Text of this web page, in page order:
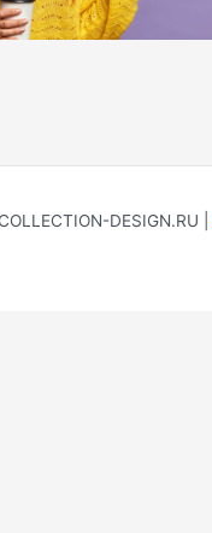
DESIGN.RU |